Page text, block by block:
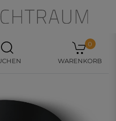
0
WARENKORB